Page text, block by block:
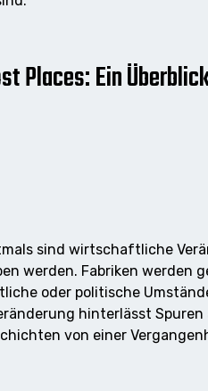
Places: Ein
sind wirtschaftliche
werden. Fabriken werden
oder politische
hinterlässt
von einer